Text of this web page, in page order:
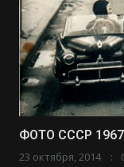
ФОТО СССР
23 октября, 2014